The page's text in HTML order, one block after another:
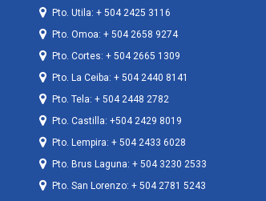
Pto. Utila: + 504 2425 3116
Pto. Omoa: + 504 2658 9274
Pto. Cortes: + 504 2665 1309
Pto. La Ceiba: + 504 2440 8141
Pto. Tela: + 504 2448 2782
Pto. Castilla: +504 2429 8019
Pto. Lempira: + 504 2433 6028
Pto. Brus Laguna: + 504 3230 2533
Pto. San Lorenzo: + 504 2781 5243